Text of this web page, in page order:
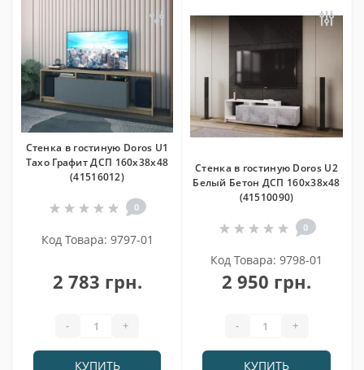
Стенка в гостиную Doros U1
Тахо Графит ДСП 160х38х48
(41516012)
0
Код Товара: 9797-01
2 783 грн.
- +
КУПИТЬ
Стенка в гостиную Doros U2
Белый Бетон ДСП 160х38х48
(41510090)
0
Код Товара: 9798-01
2 950 грн.
- +
КУПИТЬ